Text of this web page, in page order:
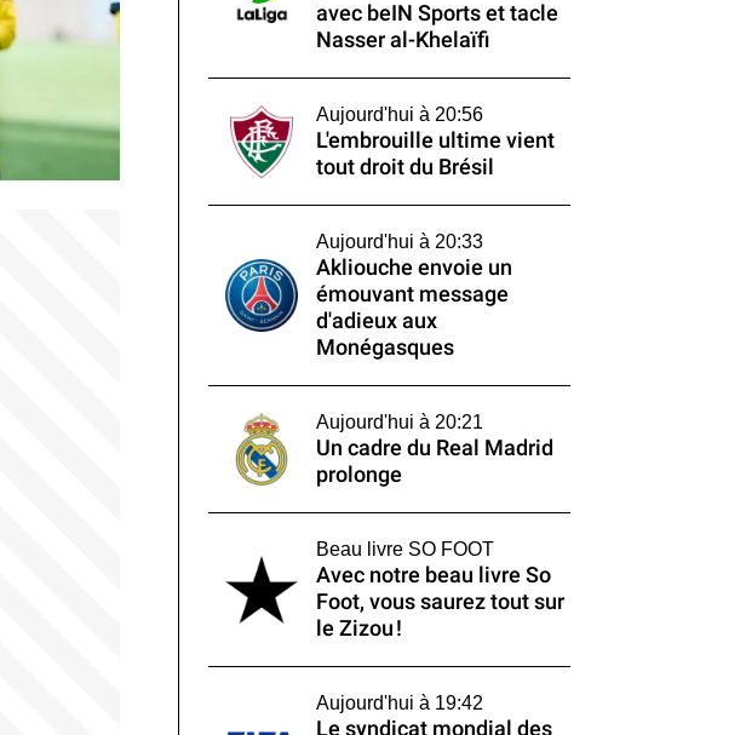
avec beIN Sports et tacle
Nasser al-Khelaïfi
Aujourd'hui à 20:56
L'embrouille ultime vient
tout droit du Brésil
Aujourd'hui à 20:33
Akliouche envoie un
émouvant message
d'adieux aux
Monégasques
Aujourd'hui à 20:21
Un cadre du Real Madrid
prolonge
Beau livre SO FOOT
Avec notre beau livre So
Foot, vous saurez tout sur
le Zizou !
Aujourd'hui à 19:42
Le syndicat mondial des